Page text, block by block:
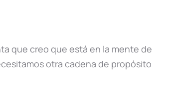
que creo que está en la mente de
otra cadena de propósito